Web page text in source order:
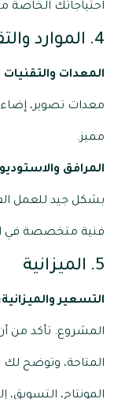
احتياجاتك الخاصة
4. الموارد والتقنيات
المعدات والتقنيات
معدات تصوير،
مميز.
المرافق
بشكل جيد للعمل
فنية متخصصة في
5. الميزانية
التسعير والميزانية
المشروع. تأكد من
المتاحة، وتوضح لك
المونتاج، التسويق،